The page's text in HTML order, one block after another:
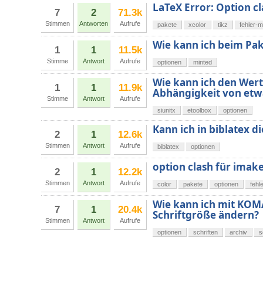
7
Stimmen
2
Antworten
71.3k
Aufrufe
LaTeX Error: Option
pakete xcolor tikz fehler-
1
Stimme
1
Antwort
11.5k
Aufrufe
Wie kann ich beim
optionen minted
1
Stimme
1
Antwort
11.9k
Aufrufe
Wie kann ich den
Abhängigkeit von
siunitx etoolbox optionen
2
Stimmen
1
Antwort
12.6k
Aufrufe
Kann ich in biblatex
biblatex optionen
2
Stimmen
1
Antwort
12.2k
Aufrufe
option clash für
color pakete optionen
7
Stimmen
1
Antwort
20.4k
Aufrufe
Wie kann ich mit
Schriftgröße ändern?
optionen schriften archiv